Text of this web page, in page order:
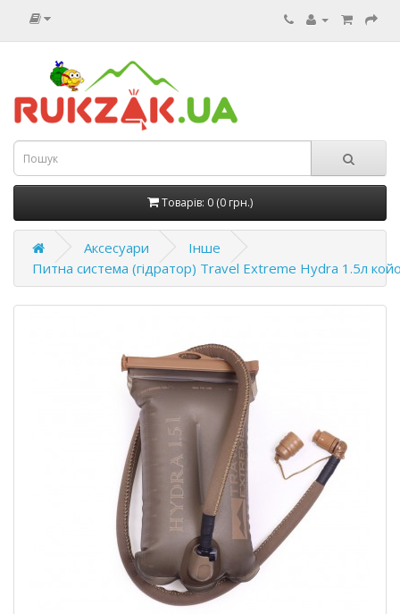
Товарів: 0 (0 грн.)
Аксесуари
Інше
Питна система (гідратор) Travel Extreme Hydra 1.5л